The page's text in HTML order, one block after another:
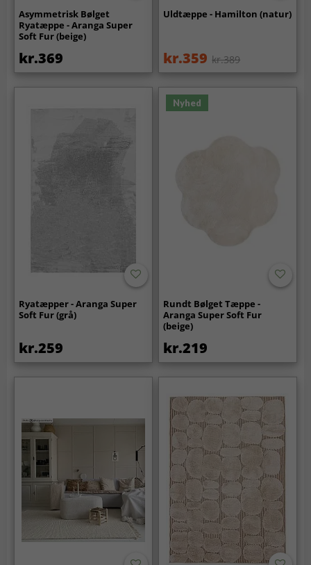
Asymmetrisk Bølget
Ryatæppe - Aranga Super
Soft Fur (beige)
kr.369
Uldtæppe - Hamilton (natur)
kr.359 kr.389
Ryatæpper - Aranga Super
Soft Fur (grå)
kr.259
Nyhed
Rundt Bølget Tæppe -
Aranga Super Soft Fur
(beige)
kr.219